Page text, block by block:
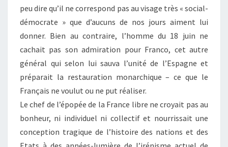
peu dire qu’il ne correspond pas au visage très « social-
démocrate » que d’aucuns de nos jours aiment lui
donner. Bien au contraire, l’homme du 18 juin ne
cachait pas son admiration pour Franco, cet autre
général qui selon lui sauva l’unité de l’Espagne et
préparait la restauration monarchique – ce que le
Français ne voulut ou ne put réaliser.
Le chef de l’épopée de la France libre ne croyait pas au
bonheur, ni individuel ni collectif et nourrissait une
conception tragique de l’histoire des nations et des